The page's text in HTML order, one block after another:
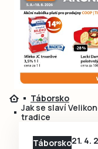
Ještě
Táborsko
Jak se slaví
tradice
Táborsko21. 4.